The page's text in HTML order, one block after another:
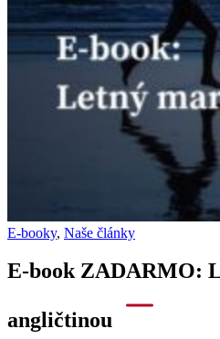
E-booky, Naše články
E-book ZADARMO:
angličtinou